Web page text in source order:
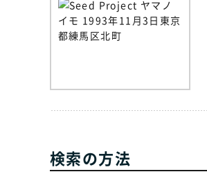
検索の方法